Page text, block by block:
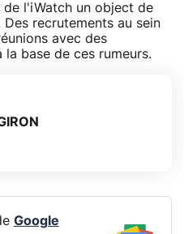
de l'iWatch un object de
recrutements au sein
avec des
base de ces rumeurs.
Google